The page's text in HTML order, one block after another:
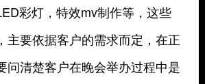
彩灯，特效mv制作等，这些
主要依据客户的需求而定，在正
问清楚客户在晚会举办过程中是